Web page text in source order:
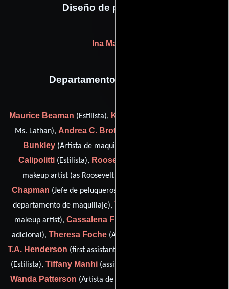
Diseño de producción
Ina Mayhew
Departamento de maquillaje
Maurice Beaman (Estilista), Kyndra Beaudoin
Ms. Lathan), Andrea C. Brotherton
Bunkley (Artista de maquillaje adicional),
Calipolitti(Estilista), Roosevelt Cartwright
makeup artist (as Roosevelt J. Cartwright)),
Chapman (Jefe de peluqueros),
departamento de maquillaje), Yvonne Eagle
makeup artist), Cassalena Fleming
adicional), Theresa Foche(Artista de maquillaje adicional),
T.A. Henderson (first assistant hair stylist),
(Estilista), Tiffany Manhi(assistant hair stylist: New Orleans),
Wanda Patterson (Artista de maquillaje adicional),